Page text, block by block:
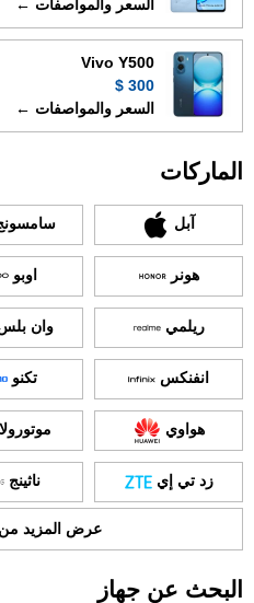
السعر والمواصفات ←
Vivo Y500
300 $
السعر والمواصفات ←
الماركات
آبل
هونر اوبو
ريلمي وان
انفنكس تكنو
هواوي
زد تي إي ناثينج
عرض المزيد من
البحث عن جهاز